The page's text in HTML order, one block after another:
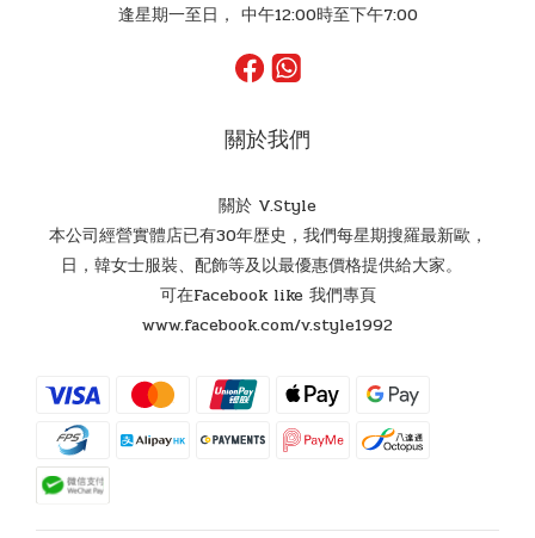
逢星期一至日， 中午12:00時至下午7:00
關於我們
關於 V.Style
本公司經營實體店已有30年歴史，我們每星期搜羅最新歐，
日，韓女士服裝、配飾等及以最優惠價格提供給大家。
可在Facebook like 我們專頁
www.facebook.com/v.style1992